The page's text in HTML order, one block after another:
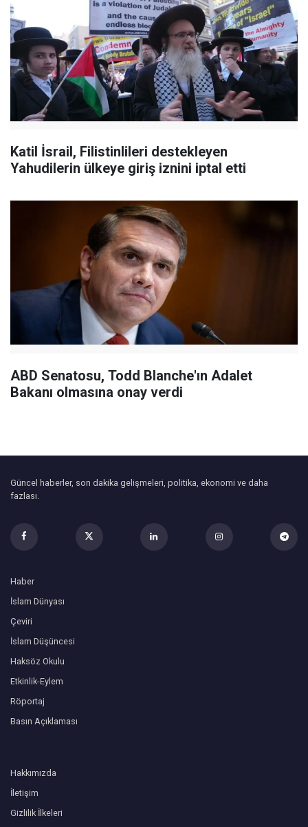
Katil İsrail, Filistinlileri destekleyen
Yahudilerin ülkeye giriş iznini iptal etti
ABD Senatosu, Todd Blanche'ın Adalet
Bakanı olmasına onay verdi
Güncel haberler, son dakika gelişmeleri, politika, ekonomi ve daha
fazlası.
Haber
İslam Dünyası
Çeviri
İslam Düşüncesi
Haksöz Okulu
Etkinlik-Eylem
Röportaj
Basın Açıklaması
Hakkımızda
İletişim
Gizlilik İlkeleri